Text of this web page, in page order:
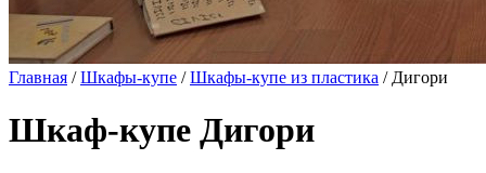
Главная /Шкафы-купе /Шкафы-купе из пластика / Дигори
Шкаф-купе Дигори